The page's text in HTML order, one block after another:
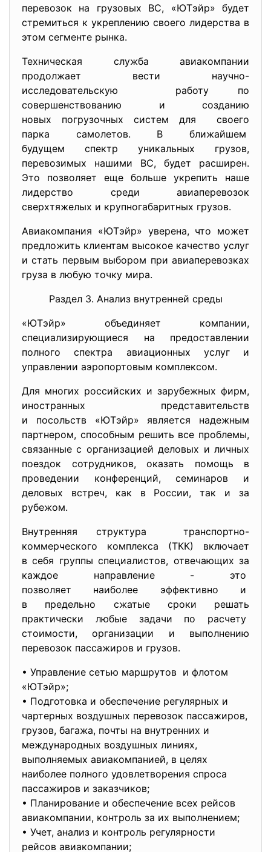
перевозок на грузовых ВС, «ЮТэйр» будет
стремиться к укреплению своего лидерства в
этом сегменте рынка.
Техническая служба авиакомпании
продолжает вести научно-
исследовательскую работу по
совершенствованию и созданию
новых погрузочных систем для своего
парка самолетов. В ближайшем
будущем спектр уникальных грузов,
перевозимых нашими ВС, будет расширен.
Это позволяет еще больше укрепить наше
лидерство среди авиаперевозок
сверхтяжелых и крупногабаритных грузов.
Авиакомпания «ЮТэйр» уверена, что может
предложить клиентам высокое качество услуг
и стать первым выбором при авиаперевозках
груза в любую точку мира.
Раздел 3. Анализ внутренней среды
«ЮТэйр» объединяет компании,
специализирующиеся на предоставлении
полного спектра авиационных услуг и
управлении аэропортовым комплексом.
Для многих российских и зарубежных фирм,
иностранных представительств
и посольств «ЮТэйр» является надежным
партнером, способным решить все проблемы,
связанные с организацией деловых и личных
поездок сотрудников, оказать помощь в
проведении конференций, семинаров и
деловых встреч, как в России, так и за
рубежом.
Внутренняя структура транспортно-
коммерческого комплекса (ТКК) включает
в себя группы специалистов, отвечающих за
каждое направление - это
позволяет наиболее эффективно и
в предельно сжатые сроки решать
практически любые задачи по расчету
стоимости, организации и выполнению
перевозок пассажиров и грузов.
• Управление сетью маршрутов и флотом
«ЮТэйр»;
• Подготовка и обеспечение регулярных и
чартерных воздушных перевозок пассажиров,
грузов, багажа, почты на внутренних и
международных воздушных линиях,
выполняемых авиакомпанией, в целях
наиболее полного удовлетворения спроса
пассажиров и заказчиков;
• Планирование и обеспечение всех рейсов
авиакомпании, контроль за их выполнением;
• Учет, анализ и контроль регулярности
рейсов авиакомпании;